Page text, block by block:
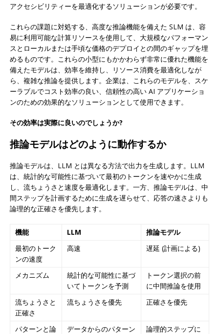
アクセシビリティーを最適化するソリューションが必要です。
これらの課題に対処する、高度な推論機能を備えた SLM は、容
易に利用可能な計算リソースを使用して、大規模なパフォーマン
スとローカルまたは手頃な価格のデプロイとの間のギャップを埋
めるものです。これらの小型にもかかわらず非常に優れた機能を
備えたモデルは、効率を維持し、リソース消費を最適化しなが
ら、複雑な推論を提供します。企業は、これらのモデルを、スケ
ーラブルでコスト効率の良い、信頼性の高い AI アプリケーショ
ンのための効果的なソリューションとして使用できます。
その効率は実際に良いのでしょうか?
推論モデルはどのように動作するか
推論モデルは、LLM とは異なる方法で出力を生成します。LLM
は、統計的な可能性に基づいて最初のトークンを速やかに生成
し、流ちょうさと速度を最適化します。一方、推論モデルは、中
間ステップを計画するために生成を遅らせて、応答の速さよりも
論理的な正確さを優先します。
機能 LLM
推論モデル
最初のトーク
ンの速度
高速 遅延 (計画による)
メカニズム
統計的な可能性に基づ
いてトークンを予測
トークン選択の前
に中間推論を使用
流ちょうさと
正確さ
流ちょうさを優先 正確さを優先
パターンと論
データからのパターン
論理的ステップに